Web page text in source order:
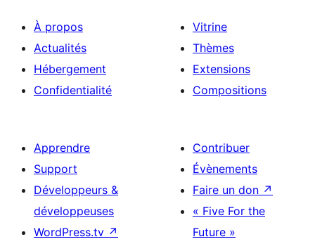
À propos
Actualités
Hébergement
Confidentialité
Vitrine
Thèmes
Extensions
Compositions
Apprendre
Support
Développeurs &
développeuses
WordPress.tv ↗
Contribuer
Évènements
Faire un don ↗
« Five For the
Future »